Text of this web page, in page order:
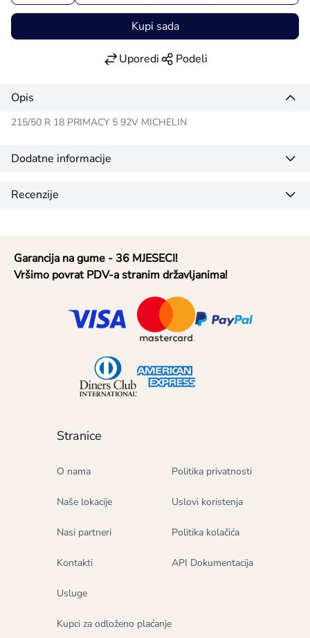
Kupi sada
Uporedi Podeli
Opis
215/50 R 18 PRIMACY 5 92V MICHELIN
Dodatne informacije
Recenzije
Stranice
O nama
Naše lokacije
Nasi partneri
Kontakti
Usluge
Kupci za odloženo plaćanje
Politika privatnosti
Uslovi koristenja
Politika kolačića
API Dokumentacija
Garancija na gume - 36 MJESECI!
Vršimo povrat PDV-a stranim državljanima!